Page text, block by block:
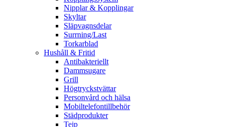
Nipplar & Kopplingar
Skyltar
Släpvagnsdelar
Surrning/Last
Torkarblad
Hushåll & Fritid
Antibakteriellt​
Dammsugare
Grill
Högtryckstvättar
Personvård och hälsa
Mobiltelefontillbehör
Städprodukter
Tejp